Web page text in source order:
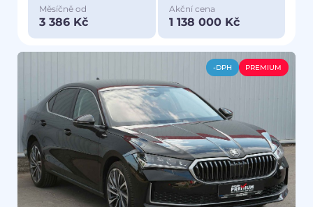
Měsíčně od
3 386 Kč
Akční cena
1 138 000 Kč
-DPH PREMIUM